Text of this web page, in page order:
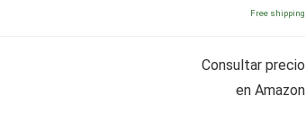
Free shipping
Consultar precio
en Amazon